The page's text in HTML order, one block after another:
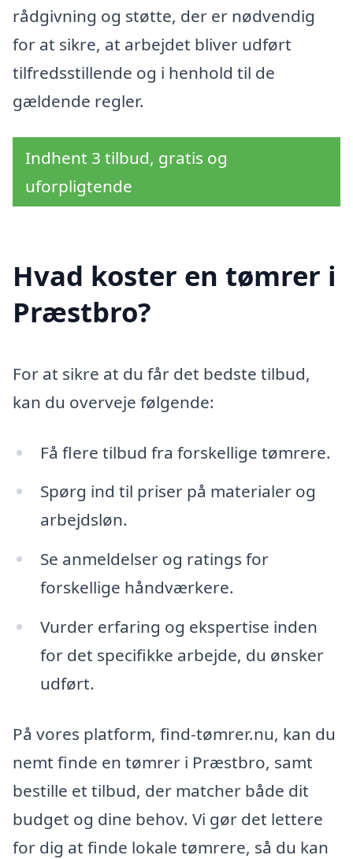
rådgivning og støtte, der er nødvendig
for at sikre, at arbejdet bliver udført
tilfredsstillende og i henhold til de
gældende regler.
Indhent 3 tilbud, gratis og
uforpligtende
Hvad koster en tømrer i
Præstbro?
For at sikre at du får det bedste tilbud,
kan du overveje følgende:
Få flere tilbud fra forskellige tømrere.
Spørg ind til priser på materialer og
arbejdsløn.
Se anmeldelser og ratings for
forskellige håndværkere.
Vurder erfaring og ekspertise inden
for det specifikke arbejde, du ønsker
udført.
På vores platform, find-tømrer.nu, kan du
nemt finde en tømrer i Præstbro, samt
bestille et tilbud, der matcher både dit
budget og dine behov. Vi gør det lettere
for dig at finde lokale tømrere, så du kan